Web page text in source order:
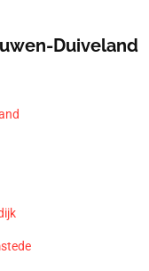
Duiveland